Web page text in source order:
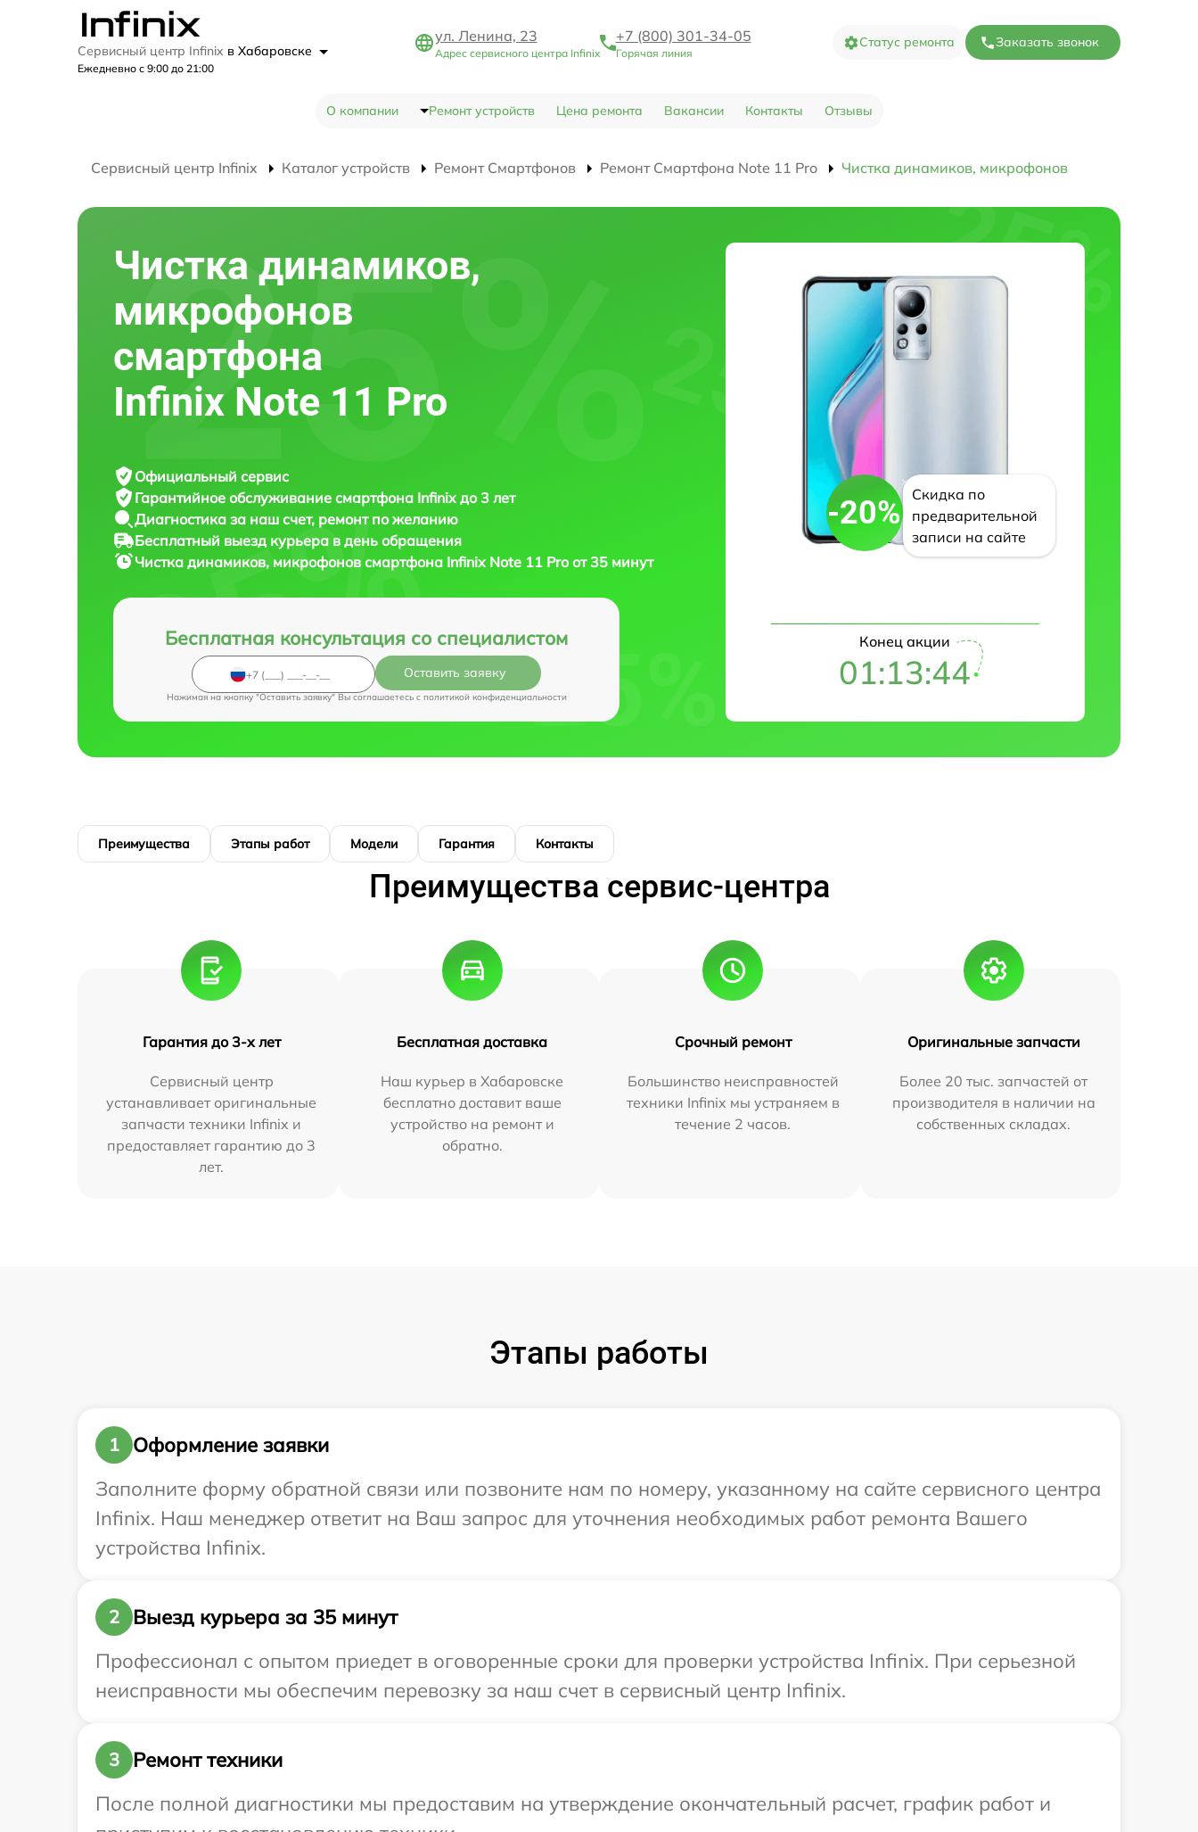
Сервисный центр Infinix в Хабаровске
Ежедневно с 9:00 до 21:00
ул. Ленина, 23
Адрес сервисного центра Infinix
+7 (800) 301-34-05
Горячая линия
Статус ремонта Заказать звонок
О компании Ремонт устройств Цена ремонта Вакансии Контакты Отзывы
Сервисный центр Infinix Каталог устройств Ремонт Смартфонов Ремонт Смартфона Note 11 Pro Чистка динамиков, микрофонов
Чистка динамиков,
микрофонов
смартфона
Infinix Note 11 Pro
Официальный сервис
Гарантийное обслуживание смартфона Infinix до 3 лет
Диагностика за наш счет, ремонт по желанию
Бесплатный выезд курьера в день обращения
Чистка динамиков, микрофонов смартфона Infinix Note 11 Pro от 35 минут
Бесплатная консультация со специалистом
Оставить заявку
Нажимая на кнопку "Оставить заявку" Вы соглашаетесь c политикой конфиденциальности
-20%
Скидка по
предварительной
записи на сайте
Конец акции
01:13:43
Преимущества Этапы работ Модели Гарантия Контакты
Преимущества сервис-центра
Гарантия до 3-х лет
Сервисный центр
устанавливает оригинальные
запчасти техники Infinix и
предоставляет гарантию до 3
лет.
Бесплатная доставка
Наш курьер в Хабаровске
бесплатно доставит ваше
устройство на ремонт и
обратно.
Срочный ремонт
Большинство неисправностей
техники Infinix мы устраняем в
течение 2 часов.
Оригинальные запчасти
Более 20 тыс. запчастей от
производителя в наличии на
собственных складах.
Этапы работы
1
Оформление заявки
Заполните форму обратной связи или позвоните нам по номеру, указанному на сайте сервисного центра
Infinix. Наш менеджер ответит на Ваш запрос для уточнения необходимых работ ремонта Вашего
устройства Infinix.
2
Выезд курьера за 35 минут
Профессионал с опытом приедет в оговоренные сроки для проверки устройства Infinix. При серьезной
неисправности мы обеспечим перевозку за наш счет в сервисный центр Infinix.
3
Ремонт техники
После полной диагностики мы предоставим на утверждение окончательный расчет, график работ и